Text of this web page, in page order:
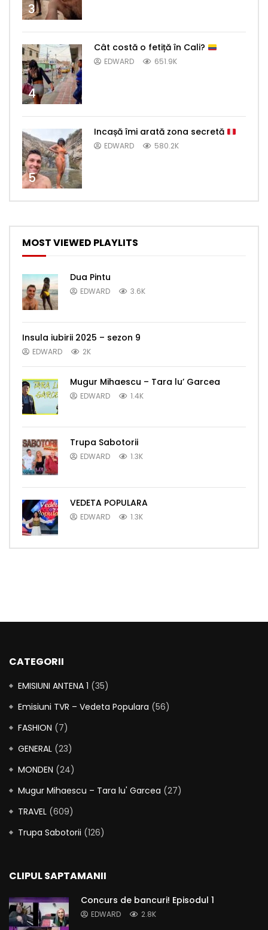
3
4
Cât costă o fetiță în Cali?
EDWARD 651.9K
5
Incașă îmi arată zona secretă
EDWARD 580.2K
MOST VIEWED PLAYLITS
Dua Pintu
EDWARD 3.6K
Insula iubirii 2025 – sezon 9
EDWARD 2K
Mugur Mihaescu – Tara lu’ Garcea
EDWARD 1.4K
Trupa Sabotorii
EDWARD 1.3K
VEDETA POPULARA
EDWARD 1.3K
CATEGORII
EMISIUNI ANTENA 1 (35)
Emisiuni TVR – Vedeta Populara (56)
FASHION (7)
GENERAL (23)
MONDEN (24)
Mugur Mihaescu – Tara lu' Garcea (27)
TRAVEL (609)
Trupa Sabotorii (126)
CLIPUL SAPTAMANII
Concurs de bancuri! Episodul 1
EDWARD 2.8K